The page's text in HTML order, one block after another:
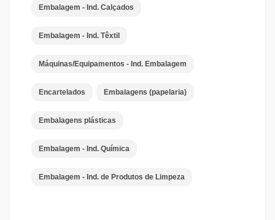
Embalagem - Ind. Calçados
Embalagem - Ind. Têxtil
Máquinas/Equipamentos - Ind. Embalagem
Encartelados Embalagens (papelaria)
Embalagens plásticas
Embalagem - Ind. Química
Embalagem - Ind. de Produtos de Limpeza